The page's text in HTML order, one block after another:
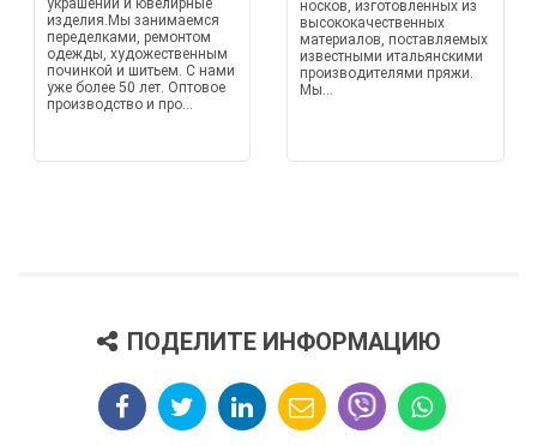
украшений и ювелирные
изделия.Мы занимаемся
переделками, ремонтом
одежды, художественным
починкой и шитьем. С нами
уже более 50 лет. Оптовое
производство и про...
носков, изготовленных из
высококачественных
материалов, поставляемых
известными итальянскими
производителями пряжи.
Мы...
ПОДЕЛИТЕ ИНФОРМАЦИЮ